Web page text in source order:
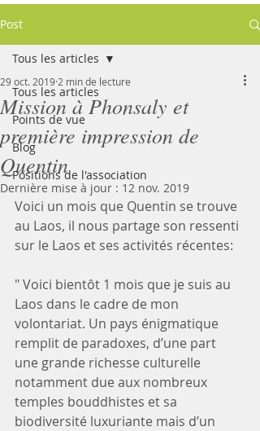
Post
Tous les articles
Points de vue
Blog
Positions de l'association
Tous les articles
Mission à Phonsaly et
première impression de
Quentin
29 oct. 2019 2 min de lecture
Dernière mise à jour : 12 nov. 2019
Voici un mois que Quentin se trouve
au Laos, il nous partage son ressenti
sur le Laos et ses activités récentes:
" Voici bientôt 1 mois que je suis au
Laos dans le cadre de mon
volontariat. Un pays énigmatique
remplit de paradoxes, d’une part
une grande richesse culturelle
notamment due aux nombreux
temples bouddhistes et sa
biodiversité luxuriante mais d’un